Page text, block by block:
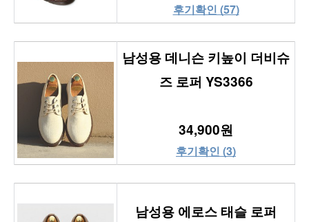
후기확인 (57)
남성용 데니슨 키높이 더비슈
즈 로퍼 YS3366
34,900원
후기확인 (3)
남성용 에로스 태슬 로퍼